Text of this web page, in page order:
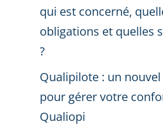
qui est concerné,
obligations et quelles
?
Qualipilote : un
pour gérer votre
Qualiopi